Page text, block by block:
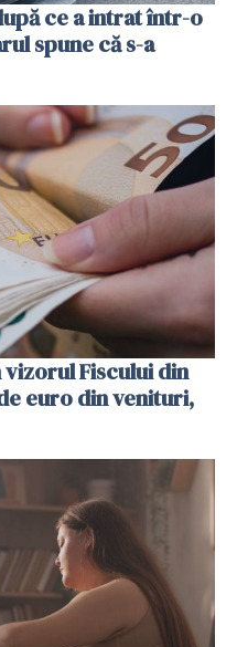
ce a intrat într-o
spune că s-a
Fiscului din
euro din venituri,